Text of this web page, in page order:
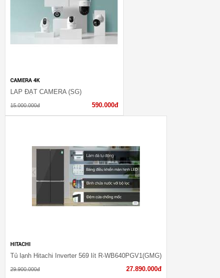
CAMERA 4K
LĂP ĐẶT CAMERA (SG)
15.000.000đ 590.000đ
HITACHI
Tủ lạnh Hitachi Inverter 569 lít R-WB640PGV1(GMG)
29.900.000đ 27.890.000đ